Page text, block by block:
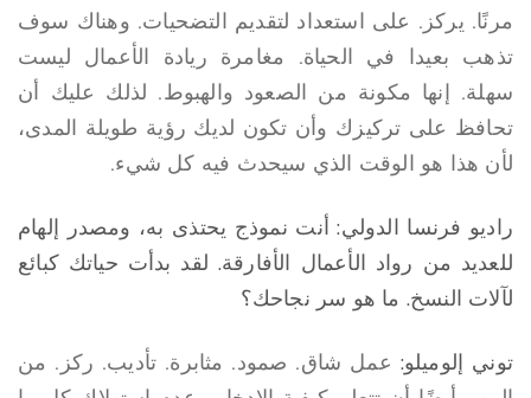
مرنًا. يركز. على استعداد لتقديم التضحيات. وهناك سوف
تذهب بعيدا في الحياة. مغامرة ريادة الأعمال ليست
سهلة. إنها مكونة من الصعود والهبوط. لذلك عليك أن
تحافظ على تركيزك وأن تكون لديك رؤية طويلة المدى،
لأن هذا هو الوقت الذي سيحدث فيه كل شيء.
راديو فرنسا الدولي: أنت نموذج يحتذى به، ومصدر إلهام
للعديد من رواد الأعمال الأفارقة. لقد بدأت حياتك كبائع
لآلات النسخ. ما هو سر نجاحك؟
توني إلوميلو: عمل شاق. صمود. مثابرة. تأديب. ركز. من